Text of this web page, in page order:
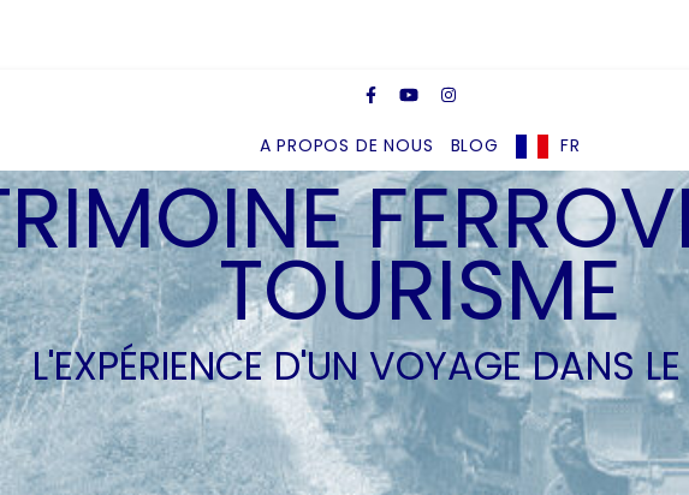
A PROPOS DE NOUS BLOG FR
TOURISME
L'EXPÉRIENCE D'UN VOYAGE DANS